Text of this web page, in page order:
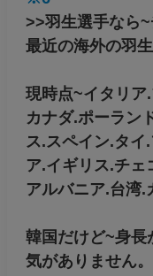
羽生選手なら瞬
が、宇野や高橋
の慣例で集客力
のアイスショー
ね。特に宇野…
7 名無しの王子:
>>羽生選手なら
最近の海外の羽